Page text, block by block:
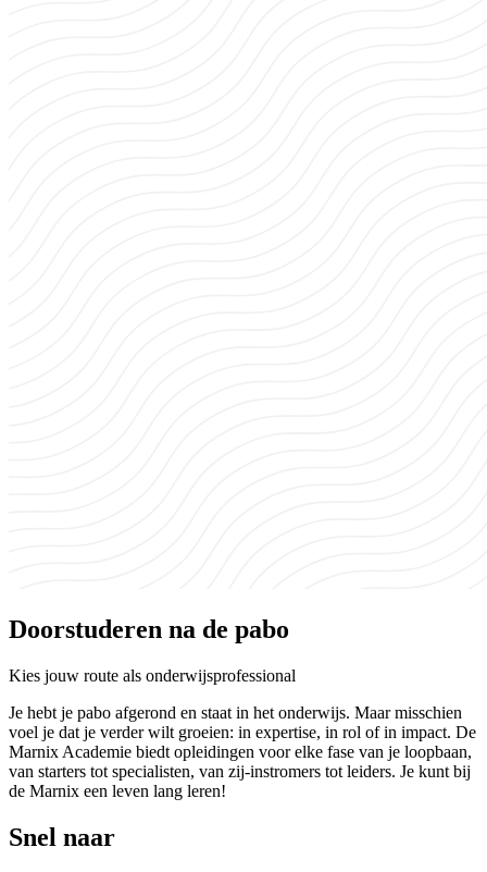
Doorstuderen na de pabo
Kies jouw route als onderwijsprofessional
Je hebt je pabo afgerond en staat in het onderwijs. Maar misschien
voel je dat je verder wilt groeien: in expertise, in rol of in impact. De
Marnix Academie biedt opleidingen voor elke fase van je loopbaan,
van starters tot specialisten, van zij-instromers tot leiders. Je kunt bij
de Marnix een leven lang leren!
Snel naar